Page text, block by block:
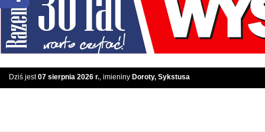
Dziś jest07 sierpnia 2026 r., imieniny Doroty, Sykstusa